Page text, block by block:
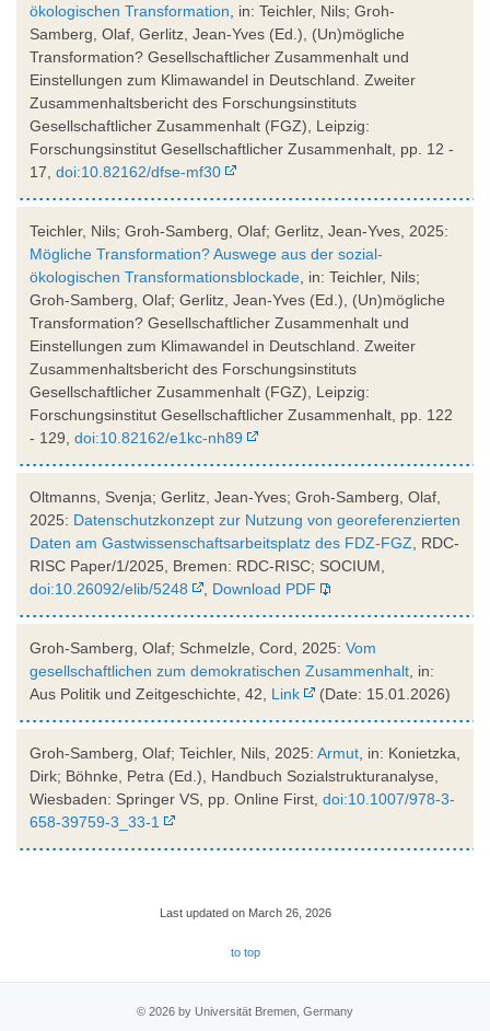
ökologischen Transformation , in: Teichler, Nils; Groh-
Samberg, Olaf, Gerlitz, Jean-Yves (Ed.), (Un)mögliche
Transformation? Gesellschaftlicher Zusammenhalt und
Einstellungen zum Klimawandel in Deutschland. Zweiter
Zusammenhaltsbericht des Forschungsinstituts
Gesellschaftlicher Zusammenhalt (FGZ), Leipzig:
Forschungsinstitut Gesellschaftlicher Zusammenhalt, pp. 12 -
17, doi:10.82162/dfse-mf30
Teichler, Nils; Groh-Samberg, Olaf; Gerlitz, Jean-Yves, 2025:
Mögliche Transformation? Auswege aus der sozial-
ökologischen Transformationsblockade , in: Teichler, Nils;
Groh-Samberg, Olaf; Gerlitz, Jean-Yves (Ed.), (Un)mögliche
Transformation? Gesellschaftlicher Zusammenhalt und
Einstellungen zum Klimawandel in Deutschland. Zweiter
Zusammenhaltsbericht des Forschungsinstituts
Gesellschaftlicher Zusammenhalt (FGZ), Leipzig:
Forschungsinstitut Gesellschaftlicher Zusammenhalt, pp. 122
- 129, doi:10.82162/e1kc-nh89
Oltmanns, Svenja; Gerlitz, Jean-Yves; Groh-Samberg, Olaf,
2025: Datenschutzkonzept zur Nutzung von georeferenzierten
Daten am Gastwissenschaftsarbeitsplatz des FDZ-FGZ , RDC-
RISC Paper/1/2025, Bremen: RDC-RISC; SOCIUM,
doi:10.26092/elib/5248
Download PDF
Groh-Samberg, Olaf; Schmelzle, Cord, 2025: Vom
gesellschaftlichen zum demokratischen Zusammenhalt , in:
Aus Politik und Zeitgeschichte, 42, Link (Date: 15.01.2026)
Groh-Samberg, Olaf; Teichler, Nils, 2025: Armut , in: Konietzka,
Dirk; Böhnke, Petra (Ed.), Handbuch Sozialstrukturanalyse,
Wiesbaden: Springer VS, pp. Online First, doi:10.1007/978-3-
658-39759-3_33-1
Last updated on March 26, 2026
to top
© 2026 by Universität Bremen, Germany